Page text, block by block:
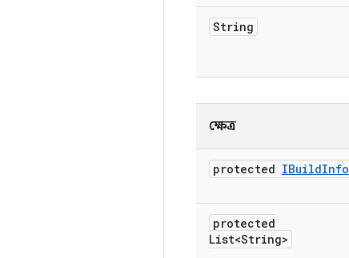
String
ক্ষেত্র
protected IBuildInfo
protected
List<String>